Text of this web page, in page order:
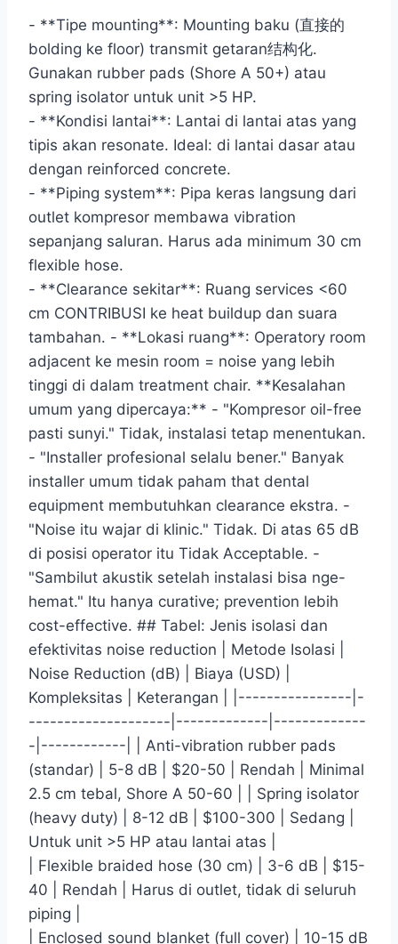
- **Tipe mounting**: Mounting baku (直接的
bolding ke floor) transmit getaran结构化.
Gunakan rubber pads (Shore A 50+) atau
spring isolator untuk unit >5 HP.
- **Kondisi lantai**: Lantai di lantai atas yang
tipis akan resonate. Ideal: di lantai dasar atau
dengan reinforced concrete.
- **Piping system**: Pipa keras langsung dari
outlet kompresor membawa vibration
sepanjang saluran. Harus ada minimum 30 cm
flexible hose.
- **Clearance sekitar**: Ruang services <60
cm CONTRIBUSI ke heat buildup dan suara
tambahan. - **Lokasi ruang**: Operatory room
adjacent ke mesin room = noise yang lebih
tinggi di dalam treatment chair. **Kesalahan
umum yang dipercaya:** - "Kompresor oil-free
pasti sunyi." Tidak, instalasi tetap menentukan.
- "Installer profesional selalu bener." Banyak
installer umum tidak paham that dental
equipment membutuhkan clearance ekstra. -
"Noise itu wajar di klinic." Tidak. Di atas 65 dB
di posisi operator itu Tidak Acceptable. -
"Sambilut akustik setelah instalasi bisa nge-
hemat." Itu hanya curative; prevention lebih
cost-effective. ## Tabel: Jenis isolasi dan
efektivitas noise reduction | Metode Isolasi |
Noise Reduction (dB) | Biaya (USD) |
Kompleksitas | Keterangan | |----------------|-
--------------------|-------------|-------------
-|------------| | Anti-vibration rubber pads
(standar) | 5-8 dB | $20-50 | Rendah | Minimal
2.5 cm tebal, Shore A 50-60 | | Spring isolator
(heavy duty) | 8-12 dB | $100-300 | Sedang |
Untuk unit >5 HP atau lantai atas |
| Flexible braided hose (30 cm) | 3-6 dB | $15-
40 | Rendah | Harus di outlet, tidak di seluruh
piping |
| Enclosed sound blanket (full cover) | 10-15 dB